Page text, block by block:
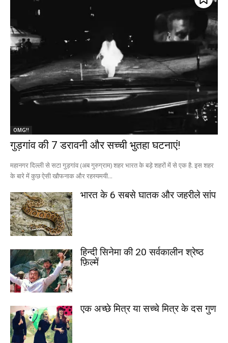
OMG!!
गुड़गांव की 7 डरावनी और सच्ची भुतहा घटनाएं!
महानगर दिल्ली से सटा गुड़गांव (अब गुरुग्राम) शहर भारत के बड़े शहरों में से एक है. इस शहर
के बारे में कुछ ऐसी खौफनाक और रहस्यमयी...
भारत के 6 सबसे घातक और जहरीले सांप
हिन्दी सिनेमा की 20 सर्वकालीन श्रेष्ठ
फ़िल्में
एक अच्छे मित्र या सच्चे मित्र के दस गुण